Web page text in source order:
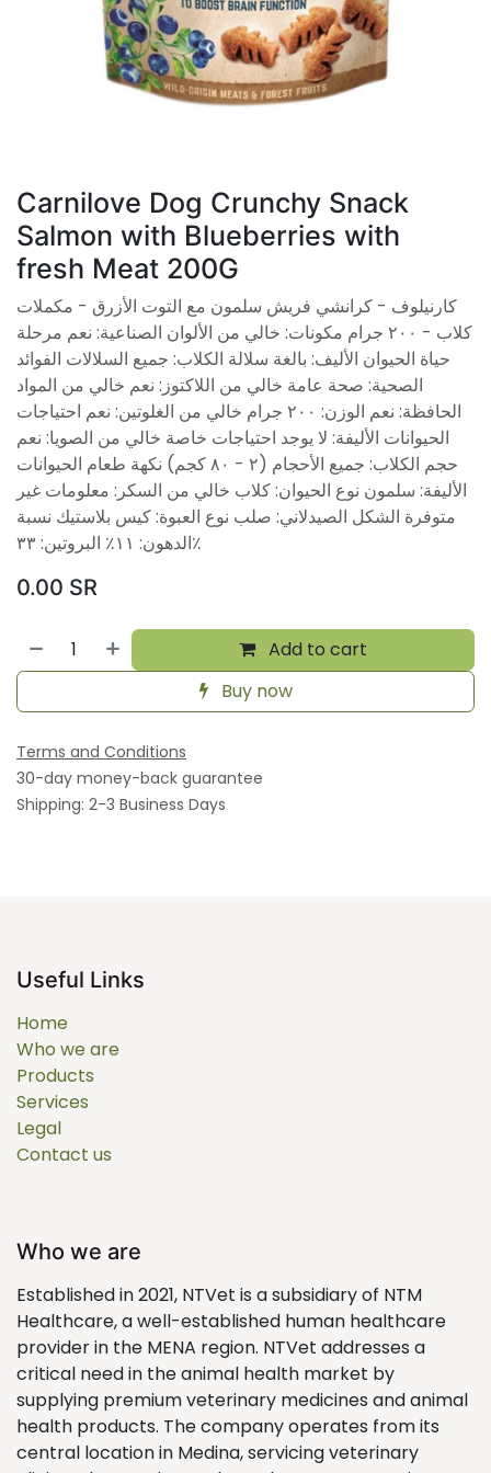
Carnilove Dog Crunchy Snack
Salmon with Blueberries with
fresh Meat 200G
كارنيلوف - كرانشي فريش سلمون مع التوت الأزرق - مكملات
كلاب - ٢٠٠ جرام مكونات: خالي من الألوان الصناعية: نعم مرحلة
حياة الحيوان الأليف: بالغة سلالة الكلاب: جميع السلالات الفوائد
الصحية: صحة عامة خالي من اللاكتوز: نعم خالي من المواد
الحافظة: نعم الوزن: ٢٠٠ جرام خالي من الغلوتين: نعم احتياجات
الحيوانات الأليفة: لا يوجد احتياجات خاصة خالي من الصويا: نعم
حجم الكلاب: جميع الأحجام (٢ - ٨٠ كجم) نكهة طعام الحيوانات
الأليفة: سلمون نوع الحيوان: كلاب خالي من السكر: معلومات غير
متوفرة الشكل الصيدلاني: صلب نوع العبوة: كيس بلاستيك نسبة
الدهون: ١١٪ البروتين: ٣٣٪
0.00 SR
Add to cart
Buy now
Terms and Conditions
30-day money-back guarantee
Shipping: 2-3 Business Days
Useful Links
Home
Who we are
Products
Services
Legal
Contact us
Who we are
Established in 2021, NTVet is a subsidiary of NTM
Healthcare, a well-established human healthcare
provider in the MENA region. NTVet addresses a
critical need in the animal health market by
supplying premium veterinary medicines and animal
health products. The company operates from its
central location in Medina, servicing veterinary